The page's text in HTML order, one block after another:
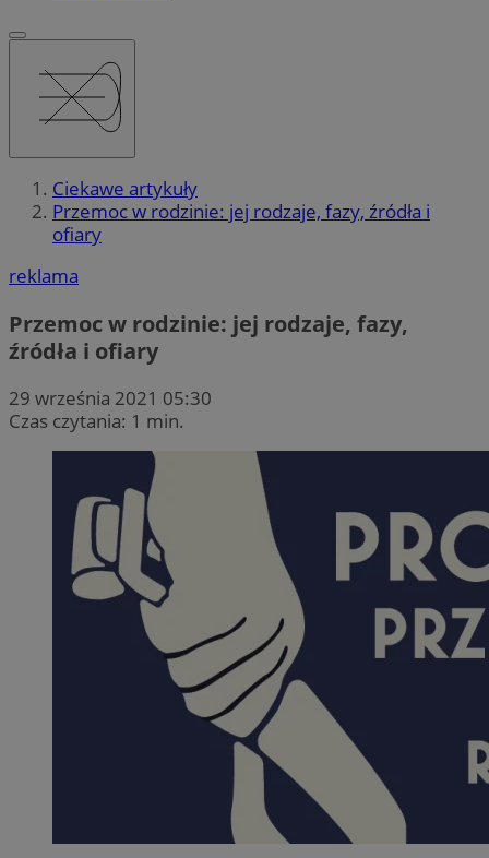
Ciekawe artykuły
Przemoc w rodzinie: jej rodzaje, fazy, źródła i
ofiary
reklama
Przemoc w rodzinie: jej rodzaje, fazy,
źródła i ofiary
29 września 2021 05:30
Czas czytania: 1 min.